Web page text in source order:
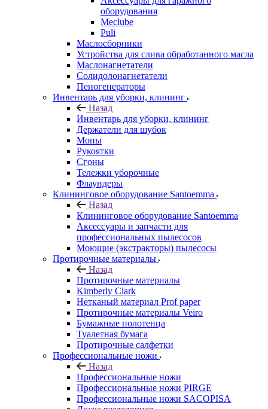
оборудования
Meclube
Puli
Маслосборники
Устройства для слива обработанного масла
Маслонагнетатели
Солидолонагнетатели
Пеногенераторы
Инвентарь для уборки, клининг
Назад
Инвентарь для уборки, клининг
Держатели для шубок
Мопы
Рукоятки
Сгоны
Тележки уборочные
Флаундеры
Клининговое оборудование Santoemma
Назад
Клининговое оборудование Santoemma
Аксессуары и запчасти для
профессиональных пылесосов
Моющие (экстракторы) пылесосы
Протирочные материалы
Назад
Протирочные материалы
Kimberly Clark
Нетканый материал Prof paper
Протирочные материалы Veiro
Бумажные полотенца
Туалетная бумага
Протирочные салфетки
Профессиональные ножи
Назад
Профессиональные ножи
Профессиональные ножи PIRGE
Профессиональные ножи SACOPISA